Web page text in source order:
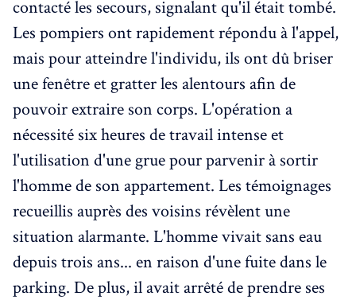
contacté les secours, signalant qu'il était tombé.
Les pompiers ont rapidement répondu à l'appel,
mais pour atteindre l'individu, ils ont dû briser
une fenêtre et gratter les alentours afin de
pouvoir extraire son corps. L'opération a
nécessité six heures de travail intense et
l'utilisation d'une grue pour parvenir à sortir
l'homme de son appartement. Les témoignages
recueillis auprès des voisins révèlent une
situation alarmante. L'homme vivait sans eau
depuis trois ans... en raison d'une fuite dans le
parking. De plus, il avait arrêté de prendre ses